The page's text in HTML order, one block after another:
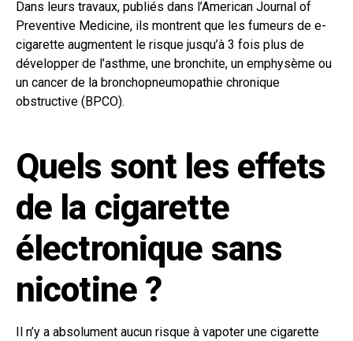
Dans leurs travaux, publiés dans l’American Journal of
Preventive Medicine, ils montrent que les fumeurs de e-
cigarette augmentent le risque jusqu’à 3 fois plus de
développer de l’asthme, une bronchite, un emphysème ou
un cancer de la bronchopneumopathie chronique
obstructive (BPCO).
Quels sont les effets
de la cigarette
électronique sans
nicotine ?
Il n’y a absolument aucun risque à vapoter une cigarette